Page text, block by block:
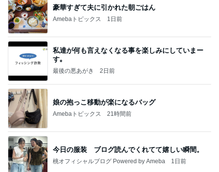
豪華すぎて夫に引かれた朝ごはん
Amebaトピックス 1日前
私達が何も言えなくなる事を楽しみにしていまー
す｡
最後の悪あがき 2日前
娘の抱っこ移動が楽になるバッグ
Amebaトピックス 21時間前
今日の服装 ブログ読んでくれてて嬉しい瞬間。
桃オフィシャルブログ Powered by Ameba 1日前